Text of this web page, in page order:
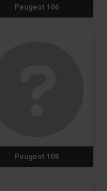
Peugeot 106
Peugeot 108